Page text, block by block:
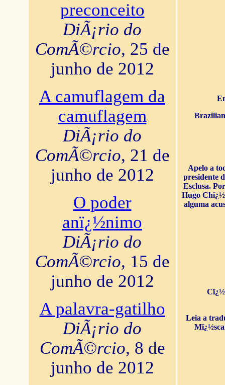
preconceito
DiÃ¡rio do
ComÃ©rcio, 25 de
junho de 2012
A camuflagem da
camuflagem
DiÃ¡rio do
ComÃ©rcio, 21 de
junho de 2012
O poder
anï¿½nimo
DiÃ¡rio do
ComÃ©rcio, 15 de
junho de 2012
A palavra-gatilho
DiÃ¡rio do
ComÃ©rcio, 8 de
junho de 2012
Apelo a
presidente
Esclusa.
Hugo
alguma
Leia a